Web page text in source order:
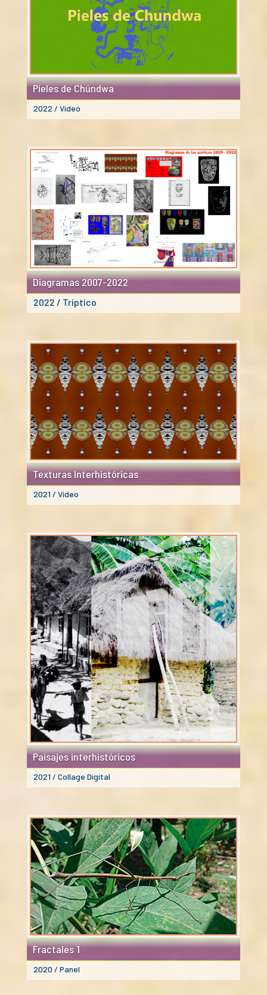
Pieles de Chúndwa
2022 / Video
Diagramas 2007-2022
2022 / Tríptico
Texturas Interhistóricas
2021 / Video
Paisajes interhistóricos
2021 / Collage Digital
Fractales 1
2020 / Panel